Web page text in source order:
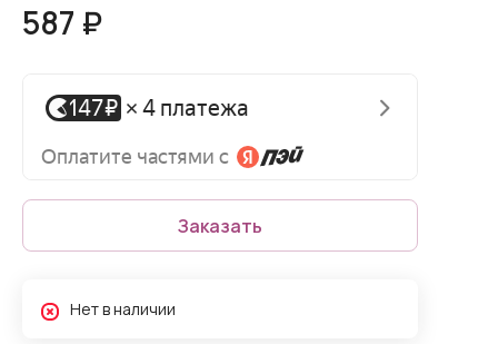
587 ₽
Заказать
Нет в наличии